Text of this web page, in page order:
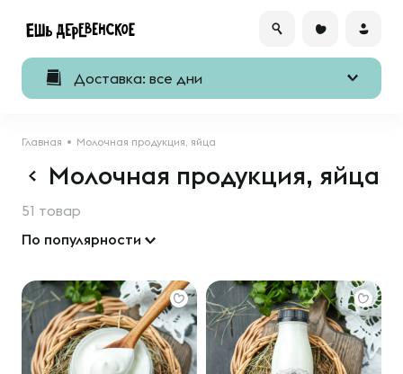
Доставка: все дни
Главная Молочная продукция, яйца
Молочная продукция, яйца
51 товар
По популярности